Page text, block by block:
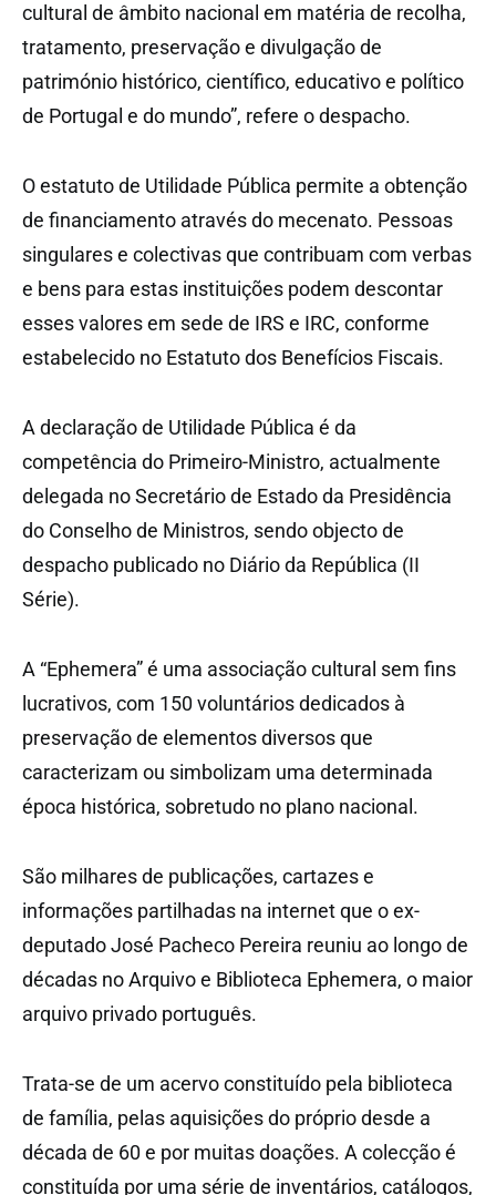
cultural de âmbito nacional em matéria de recolha,
tratamento, preservação e divulgação de
património histórico, científico, educativo e político
de Portugal e do mundo”, refere o despacho.
O estatuto de Utilidade Pública permite a obtenção
de financiamento através do mecenato. Pessoas
singulares e colectivas que contribuam com verbas
e bens para estas instituições podem descontar
esses valores em sede de IRS e IRC, conforme
estabelecido no Estatuto dos Benefícios Fiscais.
A declaração de Utilidade Pública é da
competência do Primeiro-Ministro, actualmente
delegada no Secretário de Estado da Presidência
do Conselho de Ministros, sendo objecto de
despacho publicado no Diário da República (II
Série).
A “Ephemera” é uma associação cultural sem fins
lucrativos, com 150 voluntários dedicados à
preservação de elementos diversos que
caracterizam ou simbolizam uma determinada
época histórica, sobretudo no plano nacional.
São milhares de publicações, cartazes e
informações partilhadas na internet que o ex-
deputado José Pacheco Pereira reuniu ao longo de
décadas no Arquivo e Biblioteca Ephemera, o maior
arquivo privado português.
Trata-se de um acervo constituído pela biblioteca
de família, pelas aquisições do próprio desde a
década de 60 e por muitas doações. A colecção é
constituída por uma série de inventários, catálogos,